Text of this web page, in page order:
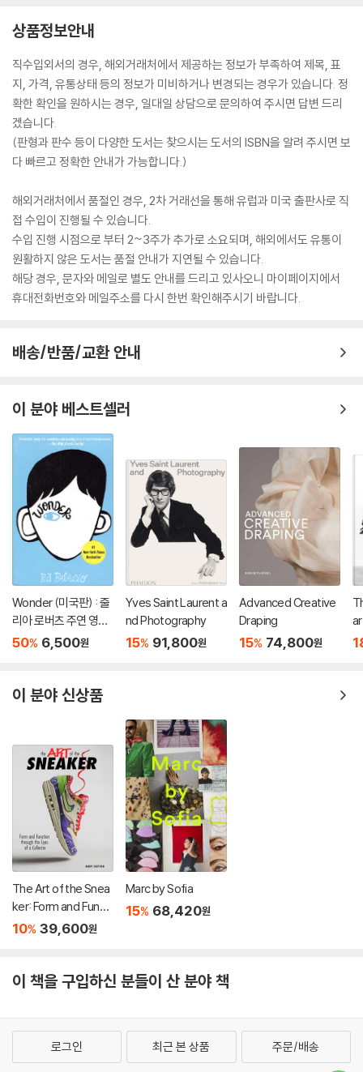
프로젝트가 나아갈 수 있도록 기여한 주요 인물, 장소, 사물, 아이디어, 재
나이키 디렉터 니콜라스 숀베르거의 글, 작가 트로이 패터슨, 큐레이터이
자 역사가 글렌 애덤슨과 버질 아블로가 패션과 디자인의 역사 안에서 협
업의 틀을 만들었다. 역사적인 연속성으로 나이키 콜라보레이터의 계보를
잇는 후지와라 히로시의 서문을 만나볼 수 있다.
상품정보안내
직수입외서의 경우, 해외거래처에서 제공하는 정보가 부족하여 제목, 표
지, 가격, 유통상태 등의 정보가 미비하거나 변경되는 경우가 있습니다. 정
확한 확인을 원하시는 경우, 일대일 상담으로 문의하여 주시면 답변 드리
겠습니다.
(판형과 판수 등이 다양한 도서는 찾으시는 도서의 ISBN을 알려 주시면 보
다 빠르고 정확한 안내가 가능합니다.)
해외거래처에서 품절인 경우, 2차 거래선을 통해 유럽과 미국 출판사로 직
접 수입이 진행될 수 있습니다.
수입 진행 시점으로 부터 2~3주가 추가로 소요되며, 해외에서도 유통이
원활하지 않은 도서는 품절 안내가 지연될 수 있습니다.
해당 경우, 문자와 메일로 별도 안내를 드리고 있사오니 마이페이지에서
휴대전화번호와 메일주소를 다시 한번 확인해주시기 바랍니다.
배송/반품/교환 안내
이 분야 베스트셀러
Wonder (미국판) : 줄
리아 로버츠 주연 영화
'원더' 원작 소설
50% 6,500원
Yves Saint Laurent a
nd Photography
15% 91,800원
Advanced Creative
Draping
15% 74,800원
이 분야 신상품
The Art of the Snea
ker: Form and Functi
on Through the Len
10% 39,600원
Marc by Sofia
15% 68,420원
이 책을 구입하신 분들이 산 분야 책
로그인 최근 본 상품 주문/배송